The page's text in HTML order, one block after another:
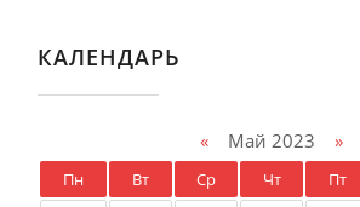
КАЛЕНДАРЬ
«Май 2023 »
Пн Вт Ср Чт Пт